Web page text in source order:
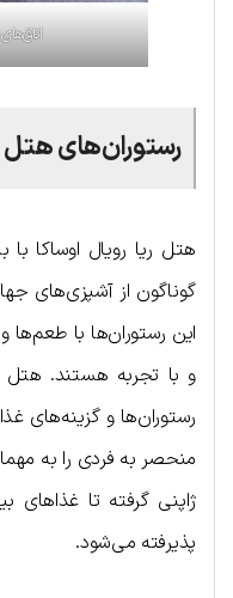
رستوران‌های هتل
گوناگون از آشپزی‌های
این رستوران‌ها با طعم‌ها
و با تجربه هستند. هتل
رستوران‌ها و گزینه‌های
منحصر به فردی را به
ژاپنی گرفته تا غذاهای
پذیرفته می‌شود.